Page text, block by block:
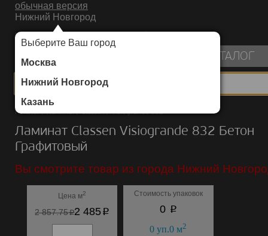
обычная версия
Нижний Новгород
Выберите Ваш город
Москва
Нижний Новгород
Казань
ИНТЕРНЕТ-МАГАЗИН НАПОЛЬНЫХ ПОКРЫТИЙ
КАТАЛОГ
Каталог/Ламинат/Classen/Visiogrande 832
Ламинат Classen Visiogrande 832 Бетон
Графитовый
Вы смотрите товар из города Нижний
Цена м2
2 857.75p2 485p
Стоимость упаковок
0 p
0 уп.0 м2